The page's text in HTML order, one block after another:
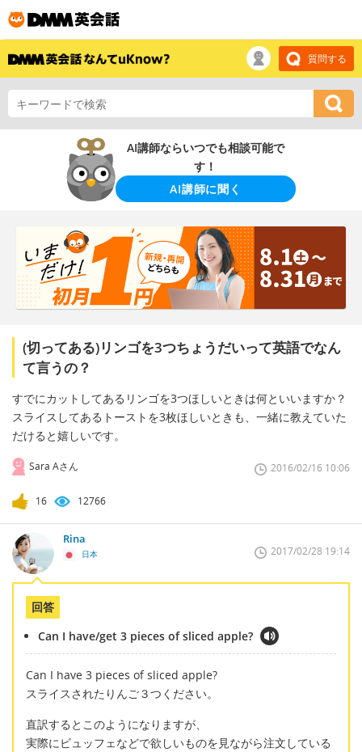
質問する
AI講師ならいつでも相談可能で
す！
AI講師に聞く
(切ってある)リンゴを3つちょうだいって英語でなん
て言うの？
すでにカットしてあるリンゴを3つほしいときは何といいますか？
スライスしてあるトーストを3枚ほしいときも、一緒に教えていた
だけると嬉しいです。
Sara Aさん 2016/02/16 10:06
16 12766
Rina
日本 2017/02/28 19:14
回答
Can I have/get 3 pieces of sliced apple?
Can I have 3 pieces of sliced apple?
スライスされたりんご３つください。
直訳するとこのようになりますが、
実際にビュッフェなどで欲しいものを見ながら注文している